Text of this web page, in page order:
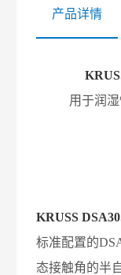
产品详情
用于润
KRUSS
标准配置的
态接触角的半